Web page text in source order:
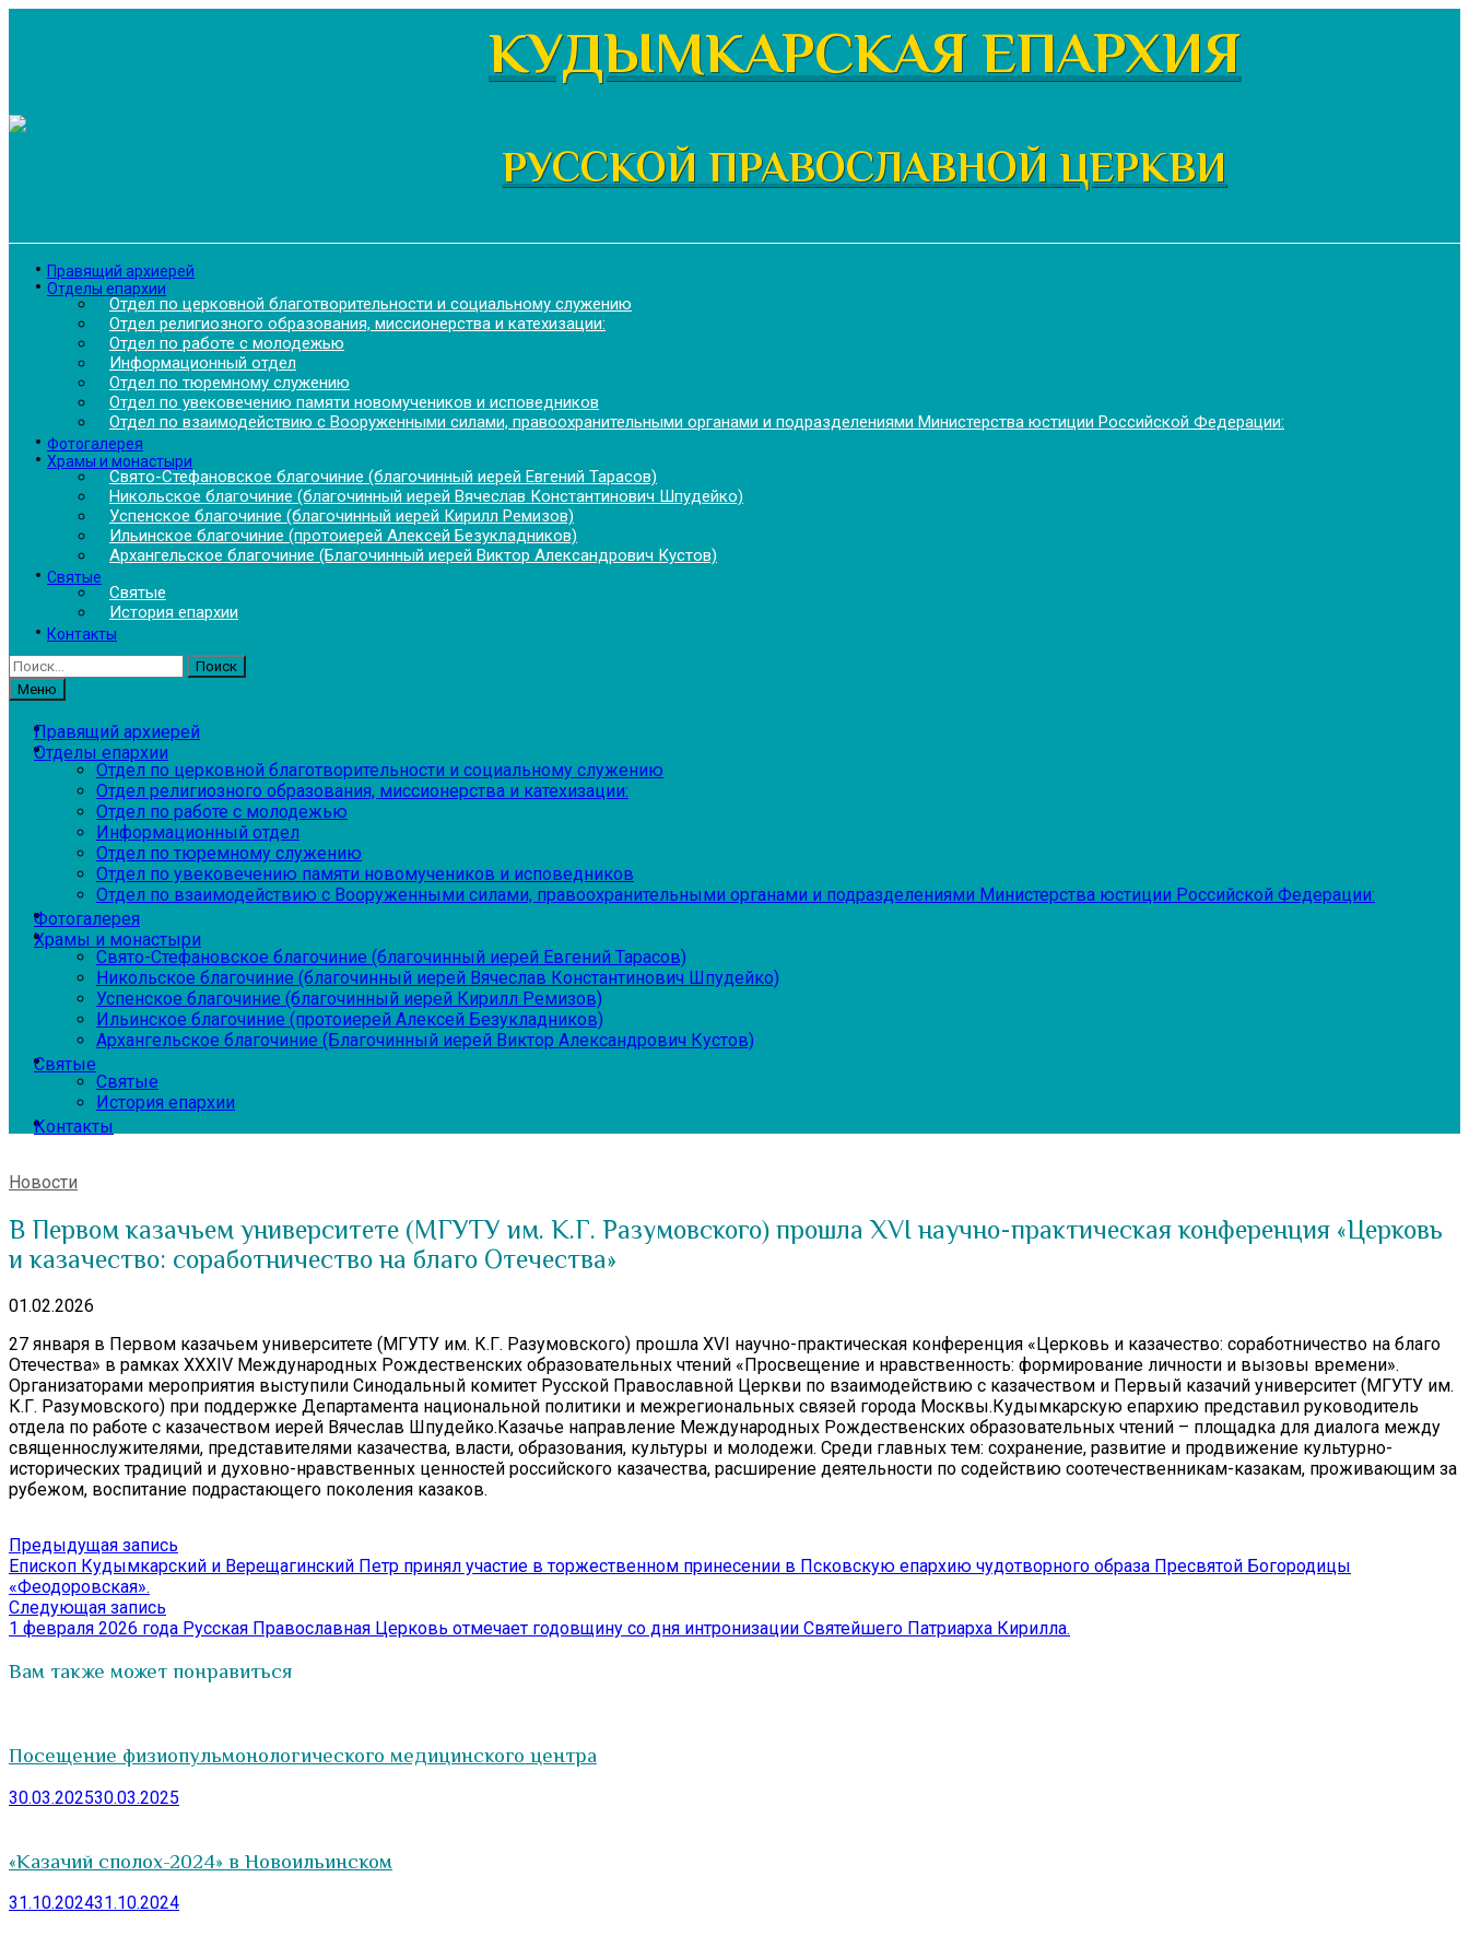
КУДЫМКАРСКАЯ ЕПАРХИЯ
РУССКОЙ ПРАВОСЛАВНОЙ ЦЕРКВИ
Правящий архиерей
Отделы епархии
Отдел по церковной благотворительности и социальному служению
Отдел религиозного образования, миссионерства и катехизации:
Отдел по работе с молодежью
Информационный отдел
Отдел по тюремному служению
Отдел по увековечению памяти новомучеников и исповедников
Отдел по взаимодействию с Вооруженными силами, правоохранительными органами и подразделениями Министерства юстиции Российской Федерации:
Фотогалерея
Храмы и монастыри
Свято-Стефановское благочиние (благочинный иерей Евгений Тарасов)
Никольское благочиние (благочинный иерей Вячеслав Константинович Шпудейко)
Успенское благочиние (благочинный иерей Кирилл Ремизов)
Ильинское благочиние (протоиерей Алексей Безукладников)
Архангельское благочиние (Благочинный иерей Виктор Александрович Кустов)
Святые
Святые
История епархии
Контакты
Найти:
Меню
Правящий архиерей
Отделы епархии
Отдел по церковной благотворительности и социальному служению
Отдел религиозного образования, миссионерства и катехизации:
Отдел по работе с молодежью
Информационный отдел
Отдел по тюремному служению
Отдел по увековечению памяти новомучеников и исповедников
Отдел по взаимодействию с Вооруженными силами, правоохранительными органами и подразделениями Министерства юстиции Российской Федерации:
Фотогалерея
Храмы и монастыри
Свято-Стефановское благочиние (благочинный иерей Евгений Тарасов)
Никольское благочиние (благочинный иерей Вячеслав Константинович Шпудейко)
Успенское благочиние (благочинный иерей Кирилл Ремизов)
Ильинское благочиние (протоиерей Алексей Безукладников)
Архангельское благочиние (Благочинный иерей Виктор Александрович Кустов)
Святые
Святые
История епархии
Контакты
Новости
В Первом казачьем университете (МГУТУ им. К.Г. Разумовского) прошла XVI научно-практическая конференция «Церковь
и казачество: соработничество на благо Отечества»
01.02.2026
27 января в Первом казачьем университете (МГУТУ им. К.Г. Разумовского) прошла XVI научно-практическая конференция «Церковь и казачество: соработничество на благо
Отечества» в рамках XXХIV Международных Рождественских образовательных чтений «Просвещение и нравственность: формирование личности и вызовы времени».
Организаторами мероприятия выступили Синодальный комитет Русской Православной Церкви по взаимодействию с казачеством и Первый казачий университет (МГУТУ им.
К.Г. Разумовского) при поддержке Департамента национальной политики и межрегиональных связей города Москвы.Кудымкарскую епархию представил руководитель
отдела по работе с казачеством иерей Вячеслав Шпудейко.Казачье направление Международных Рождественских образовательных чтений – площадка для диалога между
священнослужителями, представителями казачества, власти, образования, культуры и молодежи. Среди главных тем: сохранение, развитие и продвижение культурно-
исторических традиций и духовно-нравственных ценностей российского казачества, расширение деятельности по содействию соотечественникам-казакам, проживающим за
рубежом, воспитание подрастающего поколения казаков.
Навигация
по
записям
Предыдущая запись
запись:
Епископ Кудымкарский и Верещагинский Петр принял участие в торжественном принесении в Псковскую епархию чудотворного образа Пресвятой Богородицы
«Феодоровская».
Следующая запись
запись:
1 февраля 2026 года Русская Православная Церковь отмечает годовщину со дня интронизации Святейшего Патриарха Кирилла.
Вам также может понравиться
Посещение физиопульмонологического медицинского центра
30.03.202530.03.2025
«Казачий сполох-2024» в Новоильинском
31.10.202431.10.2024